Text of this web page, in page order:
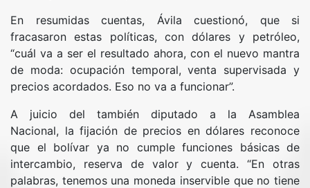
En resumidas cuentas, Ávila cuestionó, que si
fracasaron estas políticas, con dólares y petróleo,
“cuál va a ser el resultado ahora, con el nuevo mantra
de moda: ocupación temporal, venta supervisada y
precios acordados. Eso no va a funcionar”.
A juicio del también diputado a la Asamblea
Nacional, la fijación de precios en dólares reconoce
que el bolívar ya no cumple funciones básicas de
intercambio, reserva de valor y cuenta. “En otras
palabras, tenemos una moneda inservible que no tiene